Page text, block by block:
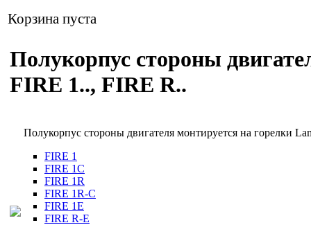
Корзина пуста
Полукорпус стороны
FIRE 1.., FIRE R..
Полукорпус стороны двигателя монтируется на горелки
FIRE 1
FIRE 1C
FIRE 1R
FIRE 1R-C
FIRE 1E
FIRE R-E